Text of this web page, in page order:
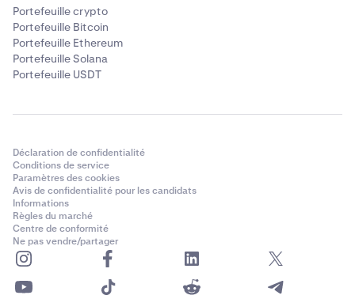
Portefeuille crypto
Portefeuille Bitcoin
Portefeuille Ethereum
Portefeuille Solana
Portefeuille USDT
Déclaration de confidentialité
Conditions de service
Paramètres des cookies
Avis de confidentialité pour les candidats
Informations
Règles du marché
Centre de conformité
Ne pas vendre/partager